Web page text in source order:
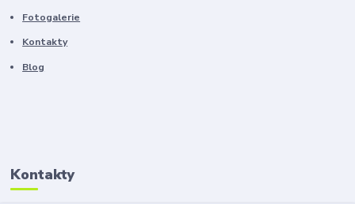
Fotogalerie
Kontakty
Blog
Kontakty